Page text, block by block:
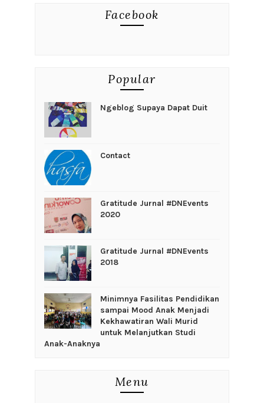
Facebook
Popular
Ngeblog Supaya Dapat Duit
Contact
Gratitude Jurnal #DNEvents
2020
Gratitude Jurnal #DNEvents
2018
‎Minimnya Fasilitas Pendidikan
sampai Mood Anak Menjadi
Kekhawatiran Wali Murid
untuk Melanjutkan Studi
Anak-Anaknya
Menu